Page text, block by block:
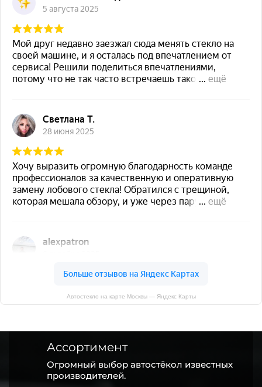
Автостекло на карте Москвы — Яндекс Карты
Ассортимент
Огромный выбор автостёкол известных
производителей.